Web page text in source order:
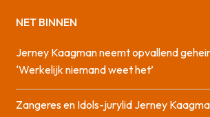
NET BINNEN
Jerney Kaagman neemt opvallend
‘Werkelijk niemand weet het’
Zangeres en Idols-jurylid Jerney